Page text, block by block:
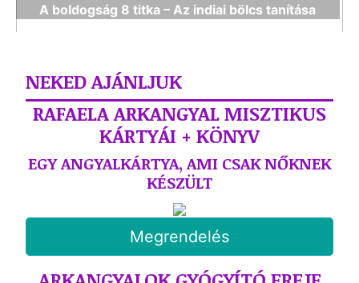
A boldogság 8 titka – Az indiai bölcs tanítása
NEKED AJÁNLJUK
RAFAELA ARKANGYAL MISZTIKUS
KÁRTYÁI + KÖNYV
EGY ANGYALKÁRTYA, AMI CSAK NŐKNEK
KÉSZÜLT
Megrendelés